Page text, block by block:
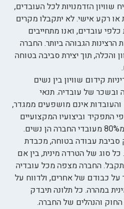
הזדמנויות לכל העובדים,
או רקע אישי. לא יתקבלו מקרים
עובדים, ואנו מתחייבים
הגבוהה ביותר. החברה
והכלה, תוך יצירת סביבה בטוחה
קידום שוויון בין נשים
ובשכר של עובדיה. תנאי
אינם מושפעים ממגדר,
התפקיד וביצועיו המקצועיים
סביבת עבודה בטוחה, מכבדת
סוג של הטרדה מינית, בין אם
החברה מצפה מכל עובדיה
כבודם של אחרים, ולדווח על
במהרה. כל תלונה תיבדק
החוק והנהלים של החברה.